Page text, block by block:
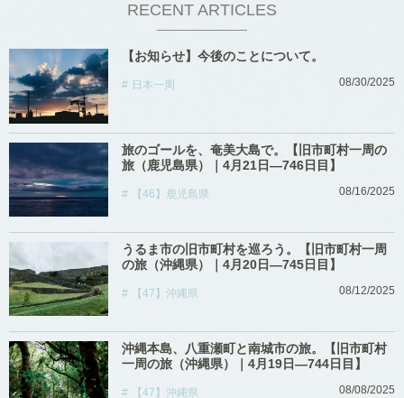
RECENT ARTICLES
【お知らせ】今後のことについて。
日本一周 08/30/2025
旅のゴールを、奄美大島で。【旧市町村一周の
旅（鹿児島県）｜4月21日―746日目】
【46】鹿児島県 08/16/2025
うるま市の旧市町村を巡ろう。【旧市町村一周
の旅（沖縄県）｜4月20日―745日目】
【47】沖縄県 08/12/2025
沖縄本島、八重瀬町と南城市の旅。【旧市町村
一周の旅（沖縄県）｜4月19日―744日目】
【47】沖縄県 08/08/2025